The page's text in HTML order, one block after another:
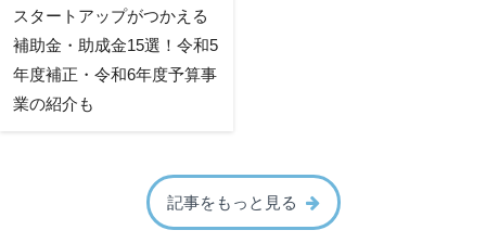
スタートアップがつかえる
補助金・助成金15選！令和5
年度補正・令和6年度予算事
業の紹介も
記事をもっと見る